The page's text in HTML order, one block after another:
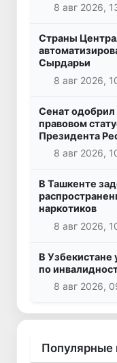
8 авг 2026,
Страны
Сырдарьи
8 авг 2026,
Сенат одобрил
правовом
Президента
8 авг 2026,
В Ташкенте
наркотиков
8 авг 2026,
В Узбекистане
по
8 авг 2026,
Популярные